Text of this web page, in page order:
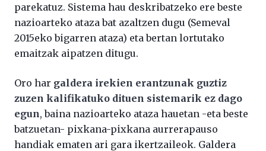
parekatuz. Sistema hau deskribatzeko ere beste
nazioarteko ataza bat azaltzen dugu (Semeval
2015eko bigarren ataza) eta bertan lortutako
emaitzak aipatzen ditugu.
Oro har galdera irekien erantzunak guztiz
zuzen kalifikatuko dituen sistemarik ez dago
egun, baina nazioarteko ataza hauetan -eta beste
batzuetan- pixkana-pixkana aurrerapauso
handiak ematen ari gara ikertzaileok. Galdera